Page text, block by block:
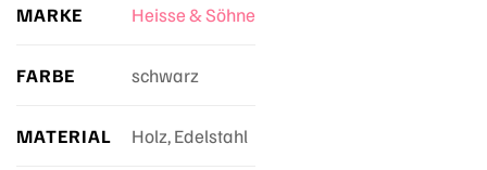
MARKE Heisse & Söhne
FARBE schwarz
MATERIAL Holz, Edelstahl